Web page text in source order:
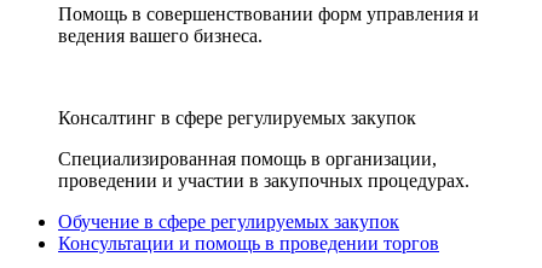
Помощь в совершенствовании форм управления и
ведения вашего бизнеса.
Консалтинг в сфере регулируемых закупок
Специализированная помощь в организации,
проведении и участии в закупочных процедурах.
Обучение в сфере регулируемых закупок
Консультации и помощь в проведении торгов